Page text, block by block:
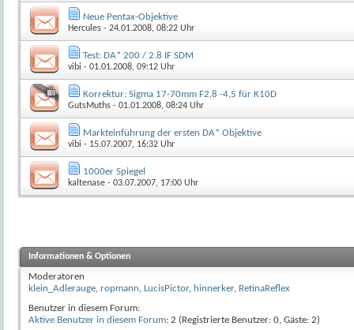
Neue Pentax-Objektive
Hercules - 24.01.2008, 08:22 Uhr
Test: DA* 200 / 2.8 IF SDM
vibi - 01.01.2008, 09:12 Uhr
Korrektur: Sigma 17-70mm F2,8 -4,5 für K10D
GutsMuths - 01.01.2008, 08:24 Uhr
Markteinführung der ersten DA* Objektive
vibi - 15.07.2007, 16:32 Uhr
1000er Spiegel
kaltenase - 03.07.2007, 17:00 Uhr
Informationen & Optionen
Moderatoren
klein_Adlerauge, ropmann, LucisPictor, hinnerker, RetinaReflex
Benutzer in diesem Forum:
Aktive Benutzer in diesem Forum: 2 (Registrierte Benutzer: 0, Gäste: 2)